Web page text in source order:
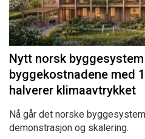
Nytt norsk
byggekostnadene med
halverer klimaavtrykket
Nå går det norske
demonstrasjon og skalering.